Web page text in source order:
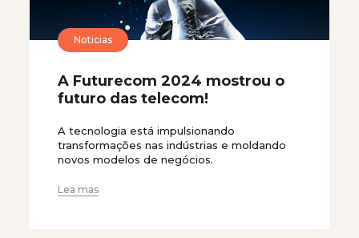
Noticias
A Futurecom 2024 mostrou o
futuro das telecom!
A tecnologia está impulsionando
transformações nas indústrias e moldando
novos modelos de negócios.
Lea mas